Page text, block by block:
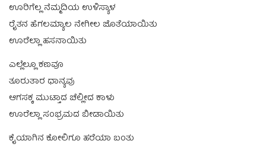
ಊರಿಗೆಲ್ಲ ನೆಮ್ಮದಿಯ ಉಳಿಸ್ಯಾಳ
ರೈತನ ಹೆಗಲಮ್ಯಾಲ ನೇಗೀಲ ಜೊತೆಯಾಯಿತು
ಊರೆಲ್ಲಾ ಹಸನಾಯಿತು
ಎಲ್ಲೆಲ್ಲೂ ಕಣವೂ
ತೂರುತಾರ ಧಾನ್ಯವು
ಆಗಸಕ್ಕ ಮುಟ್ತಾದ ಚೆಲ್ಲೀದ ಕಾಳು
ಊರೆಲ್ಲಾ ಸಂಭ್ರಮದ ಬೀಡಾಯಿತು
ಕೈಯಾಗಿನ ಕೋಲಿಗೂ ಹರೆಯಾ ಬಂತು